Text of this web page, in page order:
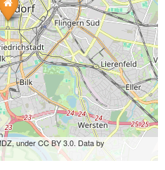
under CC BY 3.0. Data by